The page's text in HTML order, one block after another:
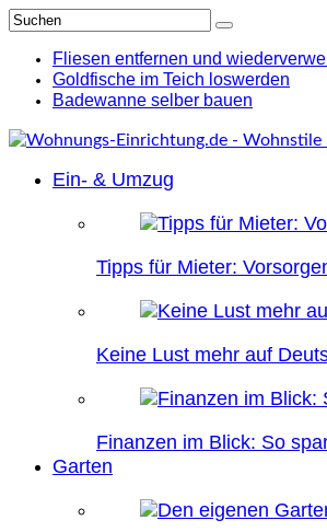
Fliesen entfernen und
Goldfische im Teich loswerden
Badewanne selber bauen
Ein- & Umzug
Tipps für Mieter:
Keine Lust mehr auf
Finanzen im Blick: So
Garten